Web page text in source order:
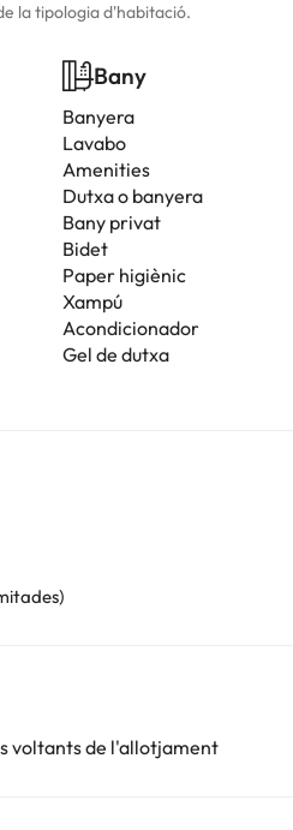
la tipologia d'habitació.
Bany
Banyera
Lavabo
Amenities
Dutxa o banyera
Bany privat
Bidet
Paper higiènic
Xampú
Acondicionador
Gel de dutxa
voltants de l'allotjament